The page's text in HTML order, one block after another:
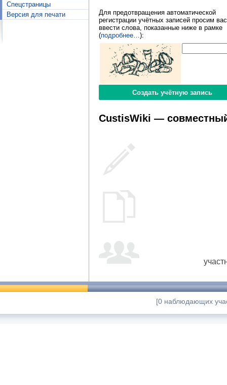
Спецстраницы
Версия для печати
Для предотвращения автоматической
регистрации учётных записей просим вас
ввести слова, показанные ниже в рамке
(подробнее… ):
CustisWiki —
[0 наблюдающих